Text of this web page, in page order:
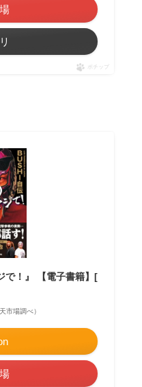
ポチップ
で！』 【電子書籍】[
市場調べ）